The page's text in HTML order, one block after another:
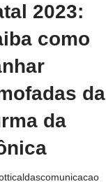
2023:
como
da
da